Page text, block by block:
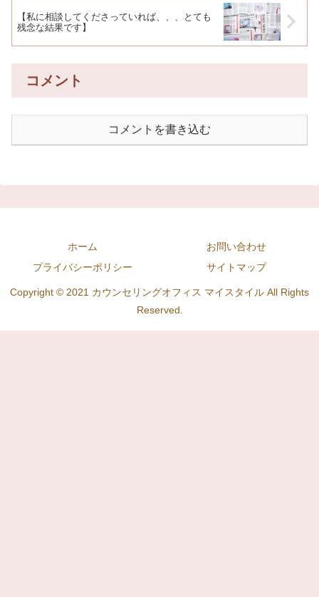
【私に相談してくださっていれば、、、とても
残念な結果です】
コメント
コメントを書き込む
ホーム
お問い合わせ
プライバシーポリシー
サイトマップ
Copyright © 2021 カウンセリングオフィス マイスタイル All Rights
Reserved.